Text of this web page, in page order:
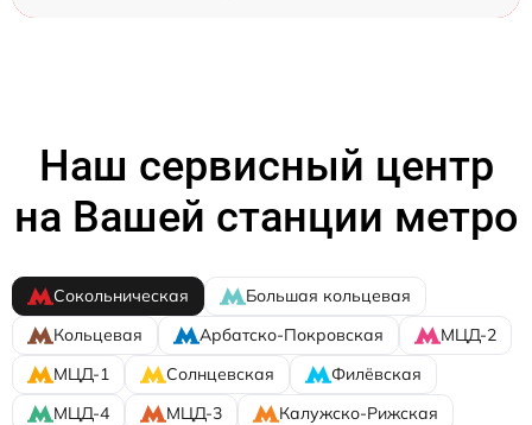
Наш сервисный центр
на Вашей станции метро
Сокольническая
Большая кольцевая
Кольцевая
Арбатско-Покровская
МЦД-2
МЦД-1
Солнцевская
Филёвская
МЦД-4
МЦД-3
Калужско-Рижская